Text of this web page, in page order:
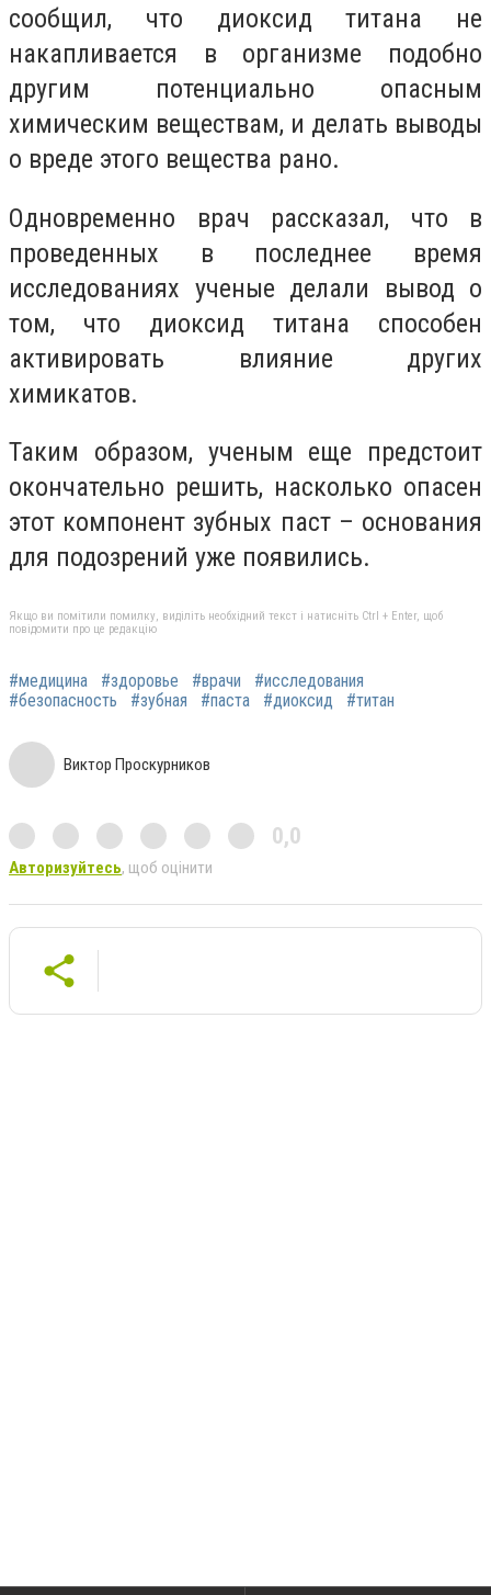
сообщил, что диоксид титана не
накапливается в организме подобно
другим потенциально опасным
химическим веществам, и делать выводы
о вреде этого вещества рано.
Одновременно врач рассказал, что в
проведенных в последнее время
исследованиях ученые делали вывод о
том, что диоксид титана способен
активировать влияние других
химикатов.
Таким образом, ученым еще предстоит
окончательно решить, насколько опасен
этот компонент зубных паст – основания
для подозрений уже появились.
Якщо ви помітили помилку, виділіть необхідний текст і натисніть Ctrl + Enter, щоб
повідомити про це редакцію
#медицина #здоровье #врачи
#исследования
#безопасность
#зубная #паста #диоксид #титан
Виктор Проскурников
0,0
Авторизуйтесь, щоб оцінити